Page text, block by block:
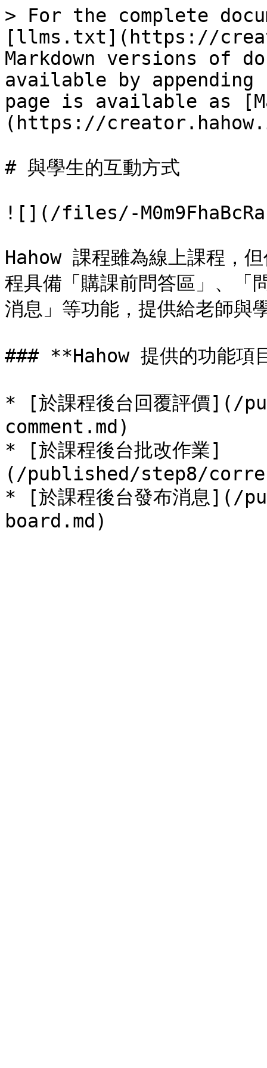
> For the complete
[llms.txt](https://
Markdown versions of
available by
page is available as
(https://
# 與學生的互動方式
![](/files/-
Hahow 課程雖為線上課程，
程具備「購課前問答區」、「
消息」等功能，提供給老師與
### **Hahow 提供的功能項
* [於課程後台回覆評價
comment.md)
* [於課程後台批改作業]
(/published/step8/
* [於課程後台發布消息